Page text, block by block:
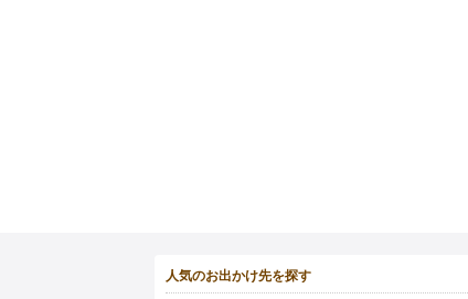
人気のお出かけ先を探す